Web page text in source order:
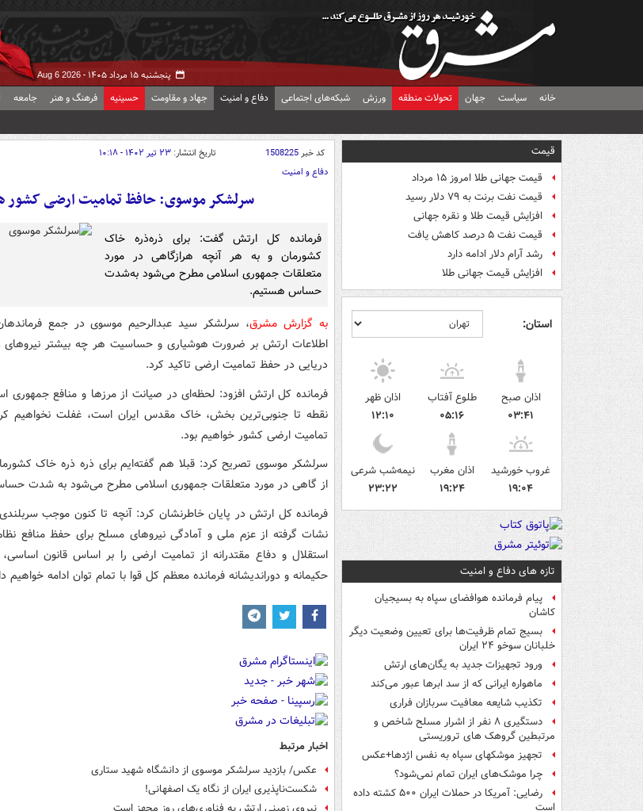
پنجشنبه ۱۵ مرداد ۱۴۰۵ - Aug 6 2026
خانه سیاست جهان تحولات منطقه ورزش شبکه‌های اجتماعی دفاع و امنیت جهاد و مقاومت حسینیه فرهنگ و هنر جامعه
قیمت
قیمت جهانی طلا امروز ۱۵ مرداد
قیمت نفت برنت به ۷۹ دلار رسید
افزایش قیمت طلا و نقره جهانی
قیمت نفت ۵ درصد کاهش یافت
رشد آرام دلار ادامه دارد
افزایش قیمت جهانی طلا
استان:
اذان صبح
۰۳:۴۱
طلوع آفتاب
۰۵:۱۶
اذان ظهر
۱۲:۱۰
غروب خورشید
۱۹:۰۴
اذان مغرب
۱۹:۲۴
نیمه‌شب شرعی
۲۳:۲۲
تازه های دفاع و امنیت
پیام فرمانده هوافضای سپاه به بسیجیان
کاشان
بسیج تمام ظرفیت‌ها برای تعیین وضعیت دیگر
خلبانان سوخو ۲۴ ایران
ورود تجهیزات جدید به یگان‌های ارتش
ماهواره ایرانی که از سد ابرها عبور می‌کند
تکذیب شایعه معافیت سربازان فراری
دستگیری ۸ نفر از اشرار مسلح شاخص و
مرتبطین گروهک های تروریستی
تجهیز موشکهای سپاه به نفس اژدها+عکس
چرا موشک‌های ایران تمام نمی‌شود؟
رضایی: آمریکا در حملات ایران ۵۰۰ کشته داده
است
کد خبر1508225 تاریخ انتشار: ۲۳ تیر ۱۴۰۲ - ۱۰:۱۸
دفاع و امنیت
سرلشکر موسوی: حافظ تمامیت ارضی کشور
فرمانده کل ارتش گفت: برای ذره‌ذره خاک
کشورمان و به هر آنچه هرازگاهی در مورد
متعلقات جمهوری اسلامی مطرح می‌شود به‌شدت
حساس هستیم.
به گزارش مشرق، سرلشکر سید عبدالرحیم موسوی در جمع
اطلاعات ارتش بر ضرورت هوشیاری و حساسیت هر چه بیشتر نیروهای
دریایی در حفظ تمامیت ارضی تاکید کرد.
فرمانده کل ارتش افزود: لحظه‌ای در صیانت از مرزها و منافع جمهوری
نقطه تا جنوبی‌ترین بخش، خاک مقدس ایران است، غفلت نخواهیم
تمامیت ارضی کشور خواهیم بود.
سرلشکر موسوی تصریح کرد: قبلا هم گفته‌ایم برای ذره ذره خاک
از گاهی در مورد متعلقات جمهوری اسلامی مطرح می‌شود به شدت
فرمانده کل ارتش در پایان خاطرنشان کرد: آنچه تا کنون موجب سربلندی
نشات گرفته از عزم ملی و آمادگی نیروهای مسلح برای حفظ منافع
استقلال و دفاع مقتدرانه از تمامیت ارضی را بر اساس قانون
حکیمانه و دوراندیشانه فرمانده معظم کل قوا با تمام توان ادامه خواهیم
اخبار مرتبط
عکس/ بازدید سرلشکر موسوی از دانشگاه شهید ستاری
شکست‌ناپذیری ایران از نگاه یک اصفهانی!